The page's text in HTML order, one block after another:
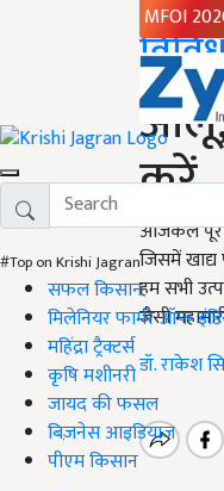
MFOI
#Top on Krishi Jagran
सफल किसान
मिलेनियर फार्मर ऑफ
महिंद्रा ट्रैक्टर्स
कृषि मशीनरी
जायद की फसल
बिज़नेस आइडियाज
पीएम किसान
Home
आलू,
करें
आजकल पूरे
जिसमें
हम सभी
जैसी
डॉ. राकेश